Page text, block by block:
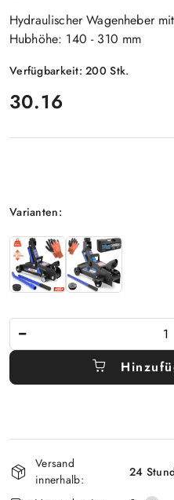
Hydraulischer Wagenheber
Hubhöhe: 140 - 310 mm
Verfügbarkeit:200Stk.
preis:
30.16
Option
Varianten:
und
lieferung
Versand
innerhalb:
24